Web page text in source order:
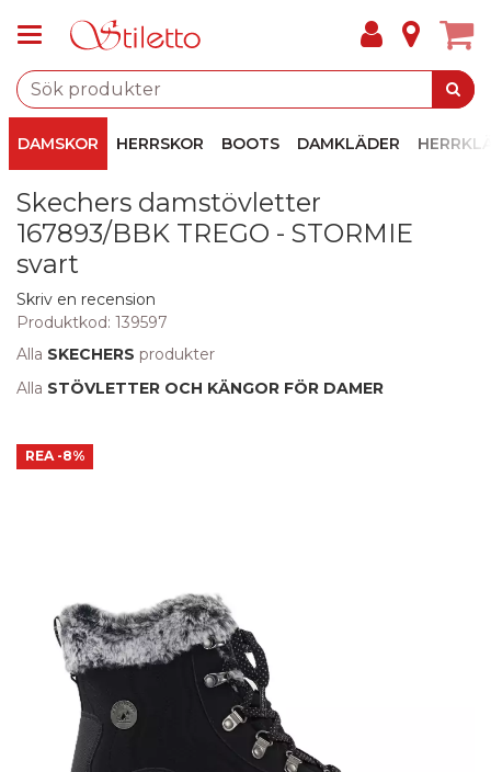
DAMSKOR HERRSKOR BOOTS DAMKLÄDER
Skechers damstövletter
167893/BBK TREGO - STORMIE
svart
Skriv en recension
Produktkod: 139597
Alla SKECHERS produkter
Alla STÖVLETTER OCH KÄNGOR FÖR DAMER
REA -8%